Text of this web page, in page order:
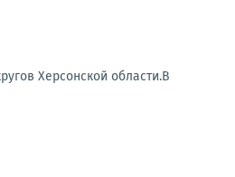
Херсонской области.В